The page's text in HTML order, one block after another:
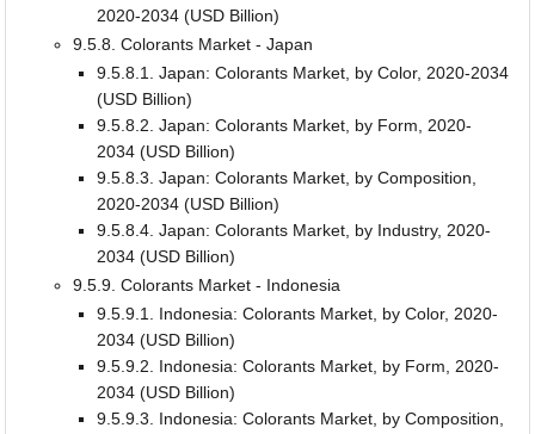
2020-2034 (USD Billion)
9.5.8. Colorants Market - Japan
9.5.8.1. Japan: Colorants Market, by Color, 2020-2034
(USD Billion)
9.5.8.2. Japan: Colorants Market, by Form, 2020-
2034 (USD Billion)
9.5.8.3. Japan: Colorants Market, by Composition,
2020-2034 (USD Billion)
9.5.8.4. Japan: Colorants Market, by Industry, 2020-
2034 (USD Billion)
9.5.9. Colorants Market - Indonesia
9.5.9.1. Indonesia: Colorants Market, by Color, 2020-
2034 (USD Billion)
9.5.9.2. Indonesia: Colorants Market, by Form, 2020-
2034 (USD Billion)
9.5.9.3. Indonesia: Colorants Market, by Composition,